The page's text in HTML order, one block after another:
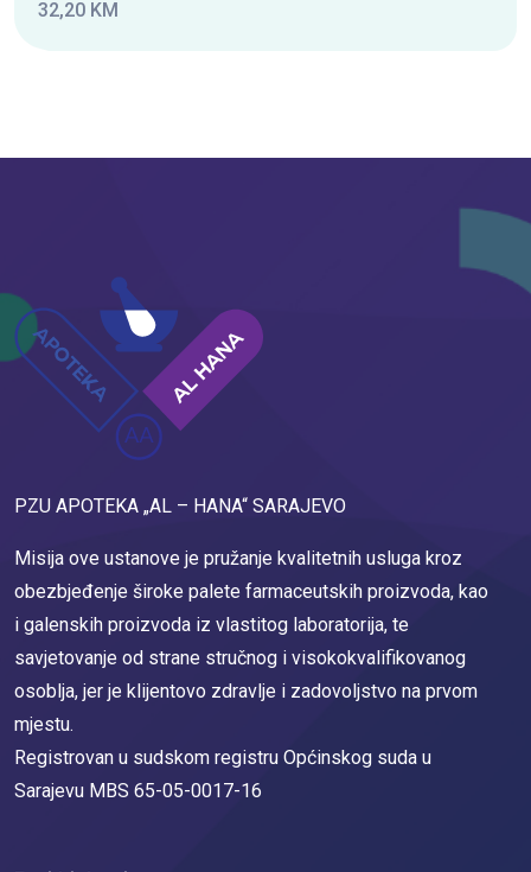
32,20 KM
PZU APOTEKA „AL – HANA“ SARAJEVO
Misija ove ustanove je pružanje kvalitetnih usluga kroz
obezbjeđenje široke palete farmaceutskih proizvoda, kao
i galenskih proizvoda iz vlastitog laboratorija, te
savjetovanje od strane stručnog i visokokvalifikovanog
osoblja, jer je klijentovo zdravlje i zadovoljstvo na prvom
mjestu.
Registrovan u sudskom registru Općinskog suda u
Sarajevu MBS 65-05-0017-16